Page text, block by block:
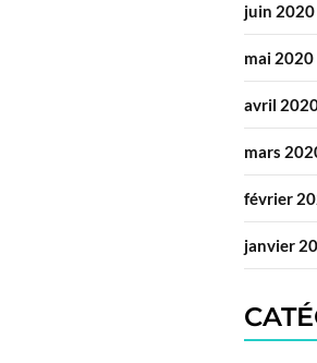
juin 2020
mai 2020
avril
mars
février
janvier